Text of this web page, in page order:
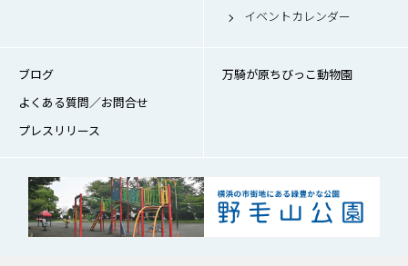
イベントカレンダー
ブログ
よくある質問／お問合せ
プレスリリース
万騎が原ちびっこ動物園